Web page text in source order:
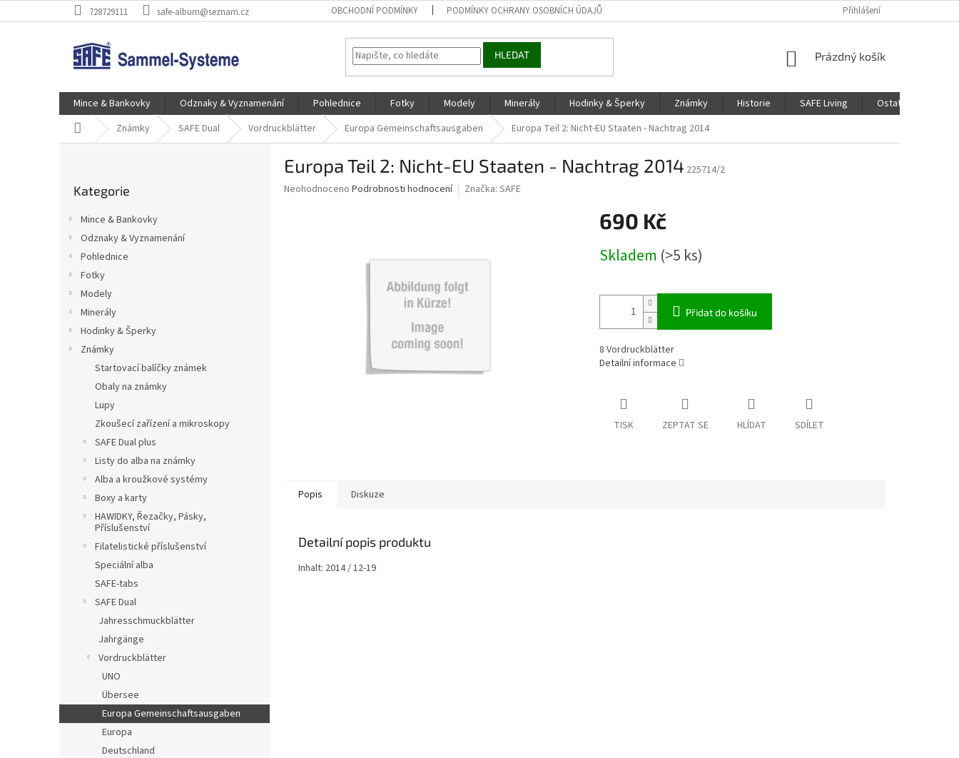
na
728729111 safe-album@seznam.cz OBCHODNÍ PODMÍNKY PODMÍNKY OCHRANY OSOBNÍCH ÚDAJŮ Přihlášení
HLEDAT
NÁKUPNÍ
Prázdný košík
Mince & Bankovky Odznaky & Vyznamenání Pohlednice Fotky Modely Minerály Hodinky & Šperky Známky Historie SAFE Living Ostatní
Domů Známky SAFE Dual Vordruckblätter Europa Gemeinschaftsausgaben Europa Teil 2: Nicht-EU Staaten - Nachtrag 2014
kategorie
Kategorie
Mince & Bankovky
Odznaky & Vyznamenání
Pohlednice
Fotky
Modely
Minerály
Hodinky & Šperky
Známky
Startovací balíčky známek
Obaly na známky
Lupy
Zkoušecí zařízení a mikroskopy
SAFE Dual plus
Listy do alba na známky
Alba a kroužkové systémy
Boxy a karty
HAWIDKY, Řezačky, Pásky,
Příslušenství
Filatelistické příslušenství
Speciální alba
SAFE-tabs
SAFE Dual
Jahresschmuckblätter
Jahrgänge
Vordruckblätter
UNO
Übersee
Europa Gemeinschaftsausgaben
Europa
Deutschland
Europa Teil 2: Nicht-EU Staaten - Nachtrag 2014 225714/2
Průměrné
Neohodnoceno Podrobnosti hodnocení Značka: SAFE
690 Kč
cena:
Skladem (>5 ks)
Přidat do košíku
8 Vordruckblätter
Detailní informace
TISK ZEPTAT SE HLÍDAT SDÍLET
Popis Diskuze
Detailní popis produktu
Inhalt: 2014 / 12-19